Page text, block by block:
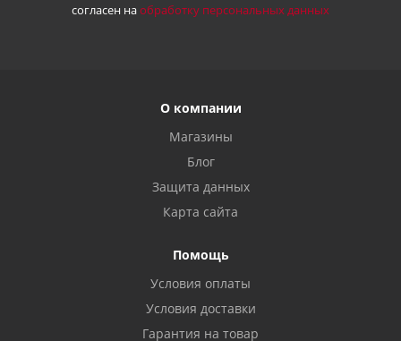
согласен наобработку персональных данных
О компании
Магазины
Блог
Защита данных
Карта сайта
Помощь
Условия оплаты
Условия доставки
Гарантия на товар